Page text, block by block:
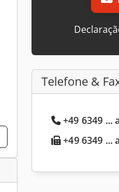
Telefone &
+49 6349 ...
+49 6349 ...